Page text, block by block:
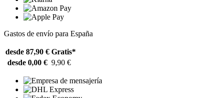
Gastos de envío para España
desde 87,90 € Gratis*
desde 0,00 € 9,90 €